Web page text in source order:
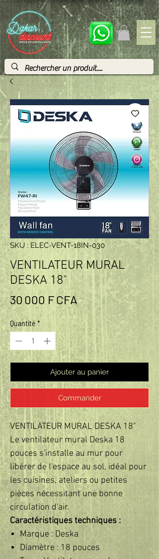
SKU : ELEC-VENT-18IN-030
VENTILATEUR MURAL
DESKA 18"
30 000 F CFAPrix
Quantité *
Ajouter au panier
Commander
VENTILATEUR MURAL DESKA 18"
Le ventilateur mural Deska 18
pouces s'installe au mur pour
libérer de l'espace au sol, idéal pour
les cuisines, ateliers ou petites
pièces nécessitant une bonne
circulation d'air.
Caractéristiques techniques :
Marque : Deska
Diamètre : 18 pouces